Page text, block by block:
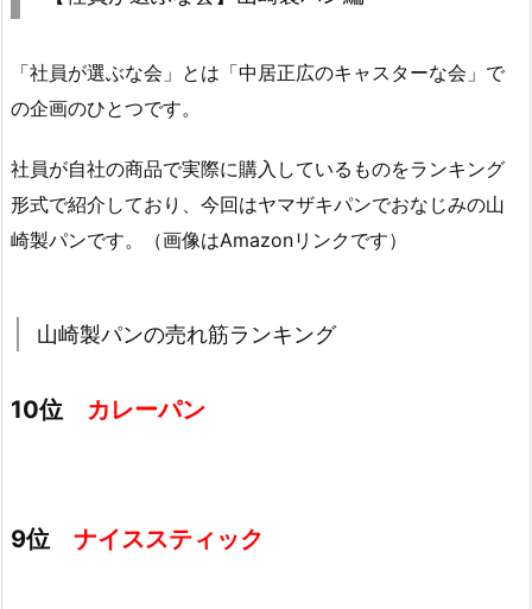
「社員が選ぶな会」とは「中居正広のキャスターな会」で
の企画のひとつです。
社員が自社の商品で実際に購入しているものをランキング
形式で紹介しており、今回はヤマザキパンでおなじみの山
崎製パンです。（画像はAmazonリンクです）
山崎製パンの売れ筋ランキング
10位 カレーパン
9位 ナイススティック